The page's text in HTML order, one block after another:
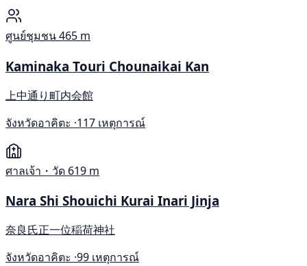
ศูนย์ชุมชน465 m
Kaminaka Touri Chounaikai Kan
上中通り町内会館
จังหวัดอาคิตะ ·117 เหตุการณ์
ศาลเจ้า・วัด 619 m
Nara Shi Shouichi Kurai Inari Jinja
奈良氏正一位稲荷神社
จังหวัดอาคิตะ ·99 เหตุการณ์